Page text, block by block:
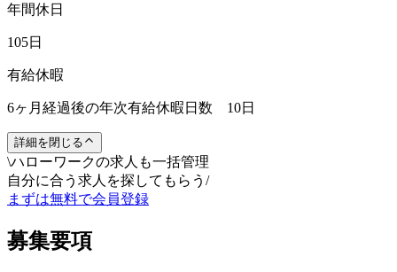
年間休日
105日
有給休暇
6ヶ月経過後の年次有給休暇日数 10日
詳細を閉じる
\ハローワークの求人も一括管理
自分に合う求人を探してもらう /
まずは無料で会員登録
募集要項